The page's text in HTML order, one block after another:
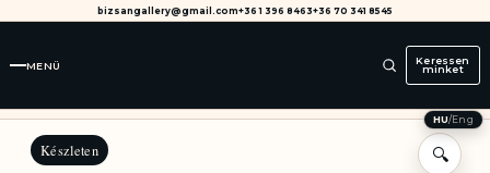
bizsangallery@gmail.com+36 1 396 8463+36 70 341 8545
MENÜ Keressen
minket
HU/Eng
Készleten 🔍